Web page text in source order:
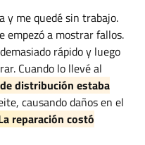
y me quedé sin trabajo.
empezó a mostrar fallos.
rápido y luego
Cuando lo llevé al
distribución estaba
causando daños en el
reparación costó